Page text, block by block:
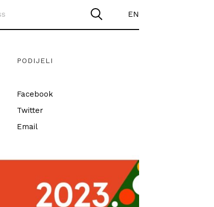
EN
PODIJELI
Facebook
Twitter
Email